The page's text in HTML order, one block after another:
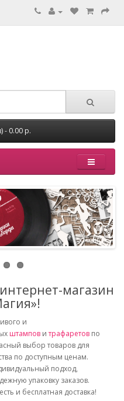
- 0.00 р.
магазин
и
штампов итрафаретов по
выбор товаров для
по доступным ценам.
подход,
упаковку заказов.
и бесплатная доставка!